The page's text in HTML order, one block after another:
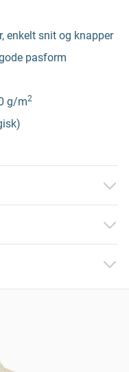
enkelt snit og knapper
pasform
g/m2